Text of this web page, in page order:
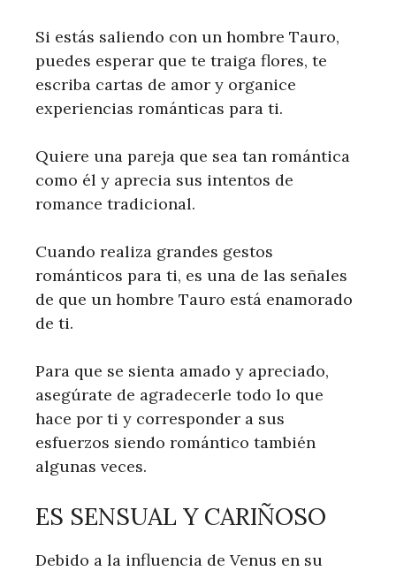
Si estás saliendo con un hombre Tauro,
puedes esperar que te traiga flores, te
escriba cartas de amor y organice
experiencias románticas para ti.
Quiere una pareja que sea tan romántica
como él y aprecia sus intentos de
romance tradicional.
Cuando realiza grandes gestos
románticos para ti, es una de las señales
de que un hombre Tauro está enamorado
de ti.
Para que se sienta amado y apreciado,
asegúrate de agradecerle todo lo que
hace por ti y corresponder a sus
esfuerzos siendo romántico también
algunas veces.
ES SENSUAL Y CARIÑOSO
Debido a la influencia de Venus en su